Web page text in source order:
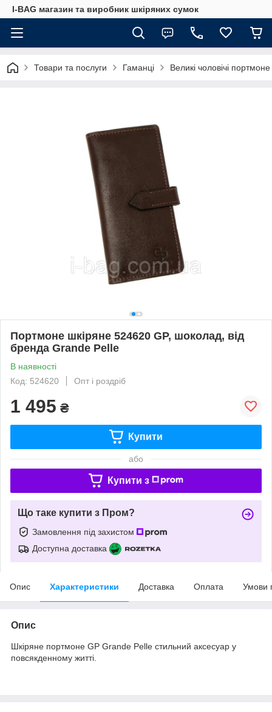
I-BAG магазин та виробник шкіряних сумок
Товари та послуги Гаманці Великі чоловічі портмоне
Портмоне шкіряне 524620 GP, шоколад, від
бренда Grande Pelle
В наявності
Код: 524620
Опт і роздріб
1 495 ₴
Купити
або
Купити з
Що таке купити з Пром?
Замовлення під захистом
Доступна доставка
Опис Характеристики Доставка Оплата Умови
Опис
Шкіряне портмоне GP Grande Pelle стильний аксесуар у
повсякденному житті.